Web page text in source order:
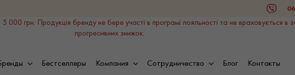
Viber
грн. Продукція бренду не бере участі в програмі лояльності та не враховується в
прогресивних знижок.
Бестселлеры Компания Сотрудничество Блог Контакты